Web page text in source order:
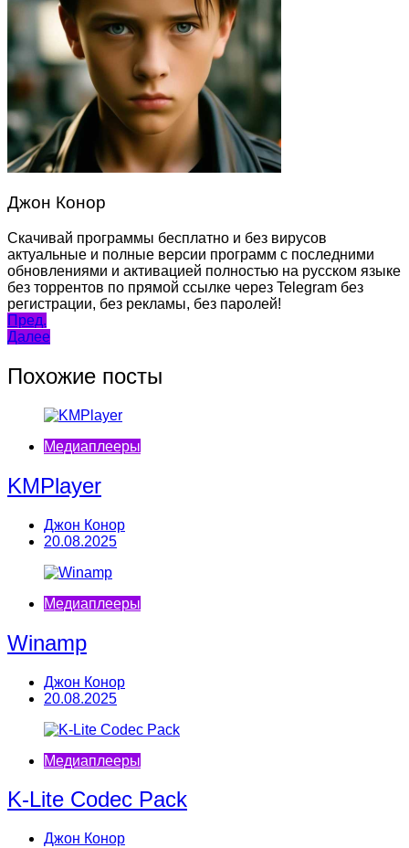
Джон Конор
Скачивай программы бесплатно и без вирусов
актуальные и полные версии программ с последними
обновлениями и активацией полностью на русском языке
без торрентов по прямой ссылке через Telegram без
регистрации, без рекламы, без паролей!
Навигация
по
записям
Пред.
Далее
Похожие посты
Медиаплееры
KMPlayer
Джон Конор
20.08.2025
Медиаплееры
Winamp
Джон Конор
20.08.2025
Медиаплееры
K-Lite Codec Pack
Джон Конор